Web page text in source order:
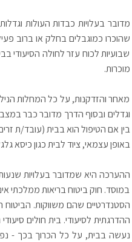
מדובר בעלויות כבדות העולות
שבועיות לכוח עזר לחולה הסיעודי
מוכרות.
מאחר והזדקנות, על כל המחלות
בין אם הטיפול הוא בבית (עובד/ת
באופן עצמאי, ציוד לבית כגון כיסא
במוסד. חוק ביטוח בריאות ממלכתי
הסטנדרטיים שהם משווקות.
ההדרגתית לסיעודי. בית חולים
נעשה בבית, על כל הכרוך בכך -